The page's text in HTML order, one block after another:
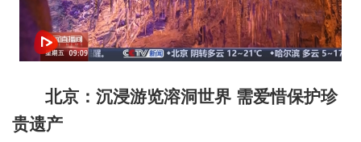
北京：沉浸游览溶洞世界 需爱惜保护珍
贵遗产